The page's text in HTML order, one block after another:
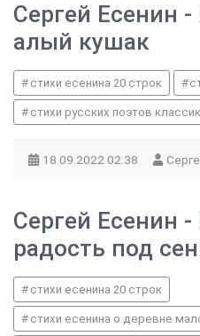
Сергей Есенин
алый кушак
стихи есенина 20 строк
стихи русских поэтов
18.09.2022 02:38
Сергей Есенин -
радость под
стихи есенина 20 строк
стихи есенина о деревне